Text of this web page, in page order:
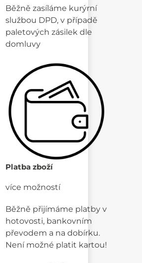
Běžně zasíláme kurýrní
službou DPD, v případě
paletových zásilek dle
domluvy
Platba zboží
více možností
Běžně přijímáme platby v
hotovosti, bankovním
převodem a na dobírku.
Není možné platit kartou!